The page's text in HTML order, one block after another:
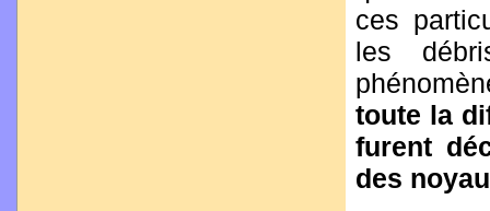
ces
les
toute la
furent
des